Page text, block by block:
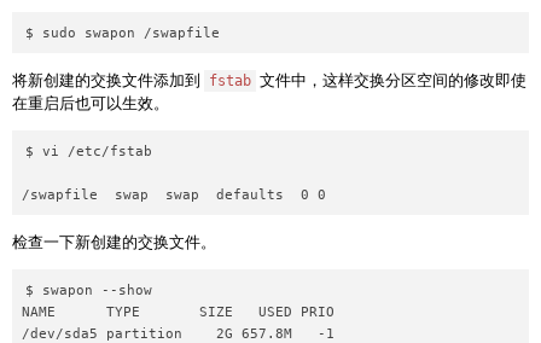
将新创建的交换文件添加到 fstab 文件中，这样交换分区空间的修改即使
在重启后也可以生效。
$ vi /etc/fstab
检查一下新创建的交换文件。
$ swapon --show
NAME      TYPE       SIZE   USED PRIO
/dev/sda5 partition    2G 657.8M   -1